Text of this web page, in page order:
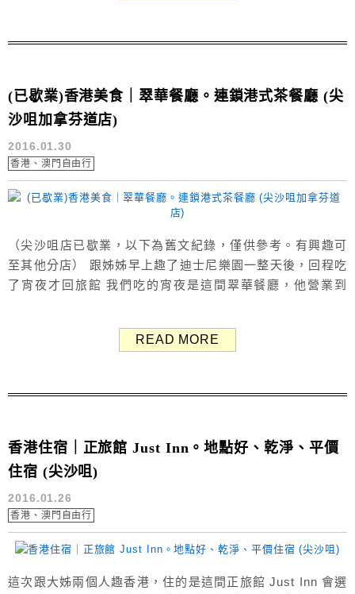
(已歇業)香港美食｜翠華餐廳。連鎖港式茶餐廳 (尖
沙咀加拿芬道店)
2016.01.30
香港、澳門自由行
（尖沙咀店已歇業，以下為舊文紀錄，僅供參考。有興趣可
至其他分店） 跟姊姊早上趣了迪士尼樂園一整天後，回程吃
了宵夜才回旅館 我們吃的宵夜是這間翠華餐廳，他營業到
出來就是了，交通超方便～ 於1967年旺角甘霖街一間小小
READ MORE
香港住宿｜正旅館 Just Inn。地點好、乾淨、平價
住宿 (尖沙咀)
2016.01.26
香港、澳門自由行
這次跟大姊兩個人趣香港，住的是這間正旅館 Just Inn 會選